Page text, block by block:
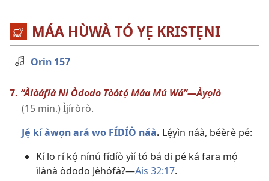
MÁA HÙWÀ TÓ YẸ KRISTẸNI
Orin 157
7. “Àlàáfíà Ni Òdodo Tòótọ́ Máa Mú Wá”—Àyọlò
(15 min.) Ìjíròrò.
Jẹ́ kí àwọn ará wo FÍDÍÒ náà. Lẹ́yìn náà, béèrè pé:
Kí lo rí kọ́ nínú fídíò yìí tó bá di pé ká fara mọ́
ìlànà òdodo Jèhófà?—Ais 32:17.